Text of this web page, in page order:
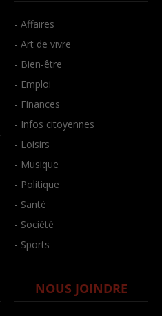
- Affaires
- Art de vivre
- Bien-être
- Emploi
- Finances
- Infos citoyennes
- Loisirs
- Musique
- Politique
- Santé
- Société
- Sports
NOUS JOINDRE